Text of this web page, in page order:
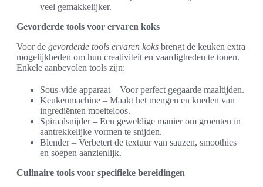
veel gemakkelijker.
Gevorderde tools voor ervaren koks
Voor de gevorderde tools ervaren koks brengt de keuken extra
mogelijkheden om hun creativiteit en vaardigheden te tonen.
Enkele aanbevolen tools zijn:
Sous-vide apparaat – Voor perfect gegaarde maaltijden.
Keukenmachine – Maakt het mengen en kneden van
ingrediënten moeiteloos.
Spiraalsnijder – Een geweldige manier om groenten in
aantrekkelijke vormen te snijden.
Blender – Verbetert de textuur van sauzen, smoothies
en soepen aanzienlijk.
Culinaire tools voor specifieke bereidingen